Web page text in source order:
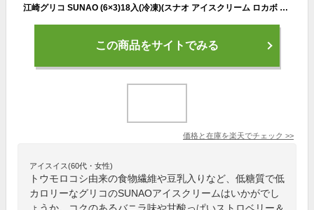
江崎グリコ SUNAO (6×3)18入(冷凍)(スナオ アイスクリーム ロカボ 低糖質 糖質オフ 熨斗対応 母の日 父の日)(Y80) (3つ選んで、本州一部冷凍送料無料)
この商品をサイトでみる
価格と在庫を楽天でチェック >>
アイスイス(60代・女性)
トウモロコシ由来の食物繊維や豆乳入りなど、低糖質で低
カロリーなグリコのSUNAOアイスクリームはいかがでし